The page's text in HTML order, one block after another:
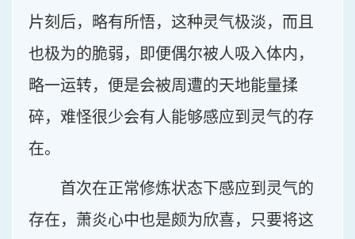
片刻后，略有所悟，这种灵气极淡，而且
也极为的脆弱，即便偶尔被人吸入体内，
略一运转，便是会被周遭的天地能量揉
碎，难怪很少会有人能够感应到灵气的存
在。
首次在正常修炼状态下感应到灵气的
存在，萧炎心中也是颇为欣喜，只要将这